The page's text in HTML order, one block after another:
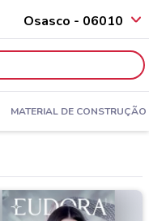
Osasco - 06010
MATERIAL DE CONSTRUÇÃO